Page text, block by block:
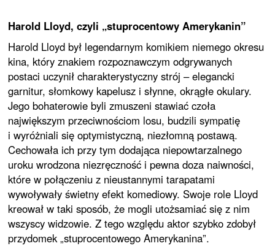
Harold Lloyd, czyli „stuprocentowy Amerykanin”
Harold Lloyd był legendarnym komikiem niemego okresu
kina, który znakiem rozpoznawczym odgrywanych
postaci uczynił charakterystyczny strój – elegancki
garnitur, słomkowy kapelusz i słynne, okrągłe okulary.
Jego bohaterowie byli zmuszeni stawiać czoła
największym przeciwnościom losu, budzili sympatię
i wyróżniali się optymistyczną, niezłomną postawą.
Cechowała ich przy tym dodająca niepowtarzalnego
uroku wrodzona niezręczność i pewna doza naiwności,
które w połączeniu z nieustannymi tarapatami
wywoływały świetny efekt komediowy. Swoje role Lloyd
kreował w taki sposób, że mogli utożsamiać się z nim
wszyscy widzowie. Z tego względu aktor szybko zdobył
przydomek „stuprocentowego Amerykanina”.